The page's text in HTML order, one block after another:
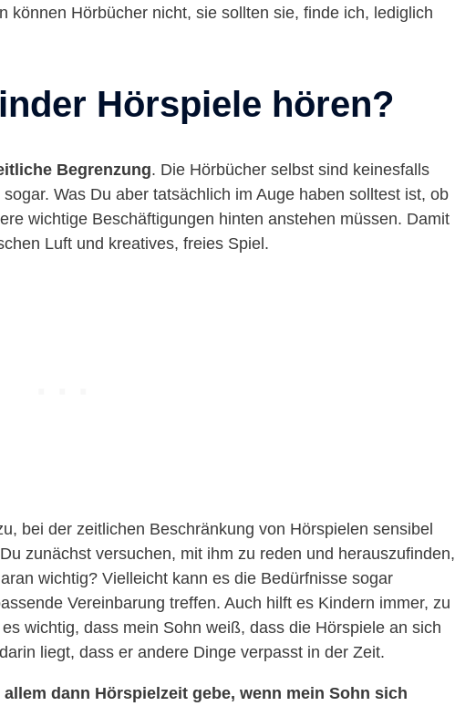
können Hörbücher nicht, sie sollten sie, finde ich, lediglich
Hörspiele hören?
Begrenzung. Die Hörbücher selbst sind keinesfalls
Was Du aber tatsächlich im Auge haben solltest ist, ob
wichtige Beschäftigungen hinten anstehen müssen. Damit
Luft und kreatives, freies Spiel.
bei der zeitlichen Beschränkung von Hörspielen sensibel
zunächst versuchen, mit ihm zu reden und herauszufinden,
wichtig? Vielleicht kann es die Bedürfnisse sogar
Vereinbarung treffen. Auch hilft es Kindern immer, zu
wichtig, dass mein Sohn weiß, dass die Hörspiele an sich
liegt, dass er andere Dinge verpasst in der Zeit.
allem dann Hörspielzeit gebe, wenn mein Sohn sich